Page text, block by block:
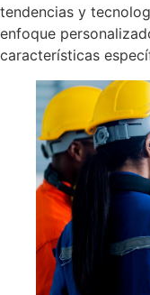
tendencias y
enfoque
características